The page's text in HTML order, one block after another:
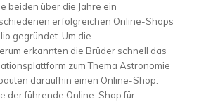
beiden über die Jahre ein
erfolgreichen Online-Shops
gegründet. Um die
erkannten die Brüder schnell das
zum Thema Astronomie
daraufhin einen Online-Shop.
der führende Online-Shop für